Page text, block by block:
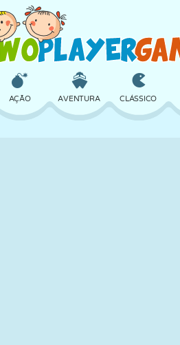
AÇÃO AVENTURA CLÁSSICO